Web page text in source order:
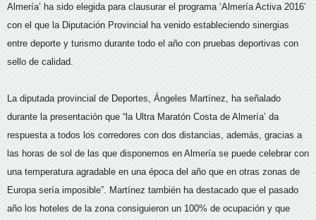
Almería’ ha sido elegida para clausurar el programa ‘Almería Activa 2016’
con el que la Diputación Provincial ha venido estableciendo sinergias
entre deporte y turismo durante todo el año con pruebas deportivas con
sello de calidad.
La diputada provincial de Deportes, Ángeles Martínez, ha señalado
durante la presentación que “la Ultra Maratón Costa de Almería’ da
respuesta a todos los corredores con dos distancias, además, gracias a
las horas de sol de las que disponemos en Almería se puede celebrar con
una temperatura agradable en una época del año que en otras zonas de
Europa sería imposible”. Martínez también ha destacado que el pasado
año los hoteles de la zona consiguieron un 100% de ocupación y que